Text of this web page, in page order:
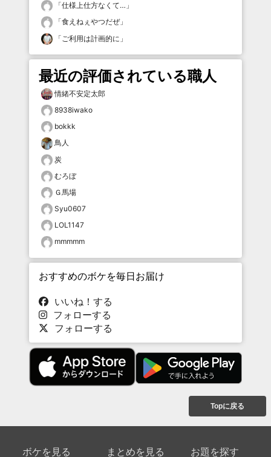
「仕様上仕方なくて… 」
「食えねぇやつだぜ」
「 ご利用は計画的に 」
最近の評価されている職人
情緒不安定太郎
8938iwako
bokkk
鳥人
炭
むろぼ
Ｇ馬場
Syu0607
LOL1147
mmmmm
おすすめのボケを毎日お届け
いいね！する
フォローする
フォローする
Topに戻る
ボケを見る まとめを見る お題を探す